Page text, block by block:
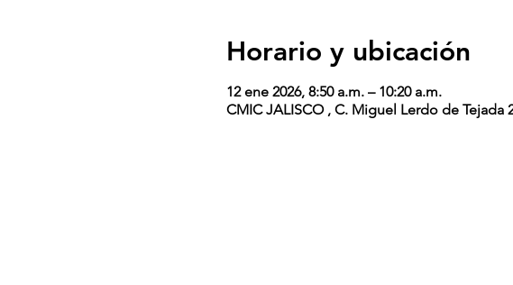
Horario y ubicación
12 ene 2026, 8:50 a.m. – 10:20 a.m.
CMIC JALISCO , C. Miguel Lerdo de Tejada